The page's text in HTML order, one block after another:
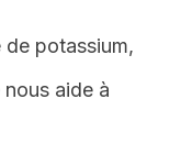
de potassium,
nous aide à